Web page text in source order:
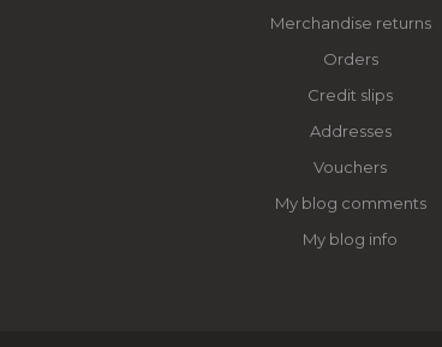
Merchandise returns
Orders
Credit slips
Addresses
Vouchers
My blog comments
My blog info